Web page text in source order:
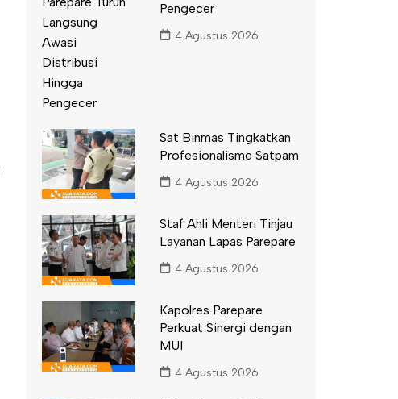
Pengecer
4 Agustus 2026
Sat Binmas Tingkatkan
Profesionalisme Satpam
4 Agustus 2026
Staf Ahli Menteri Tinjau
Layanan Lapas Parepare
4 Agustus 2026
Kapolres Parepare
Perkuat Sinergi dengan
MUI
4 Agustus 2026